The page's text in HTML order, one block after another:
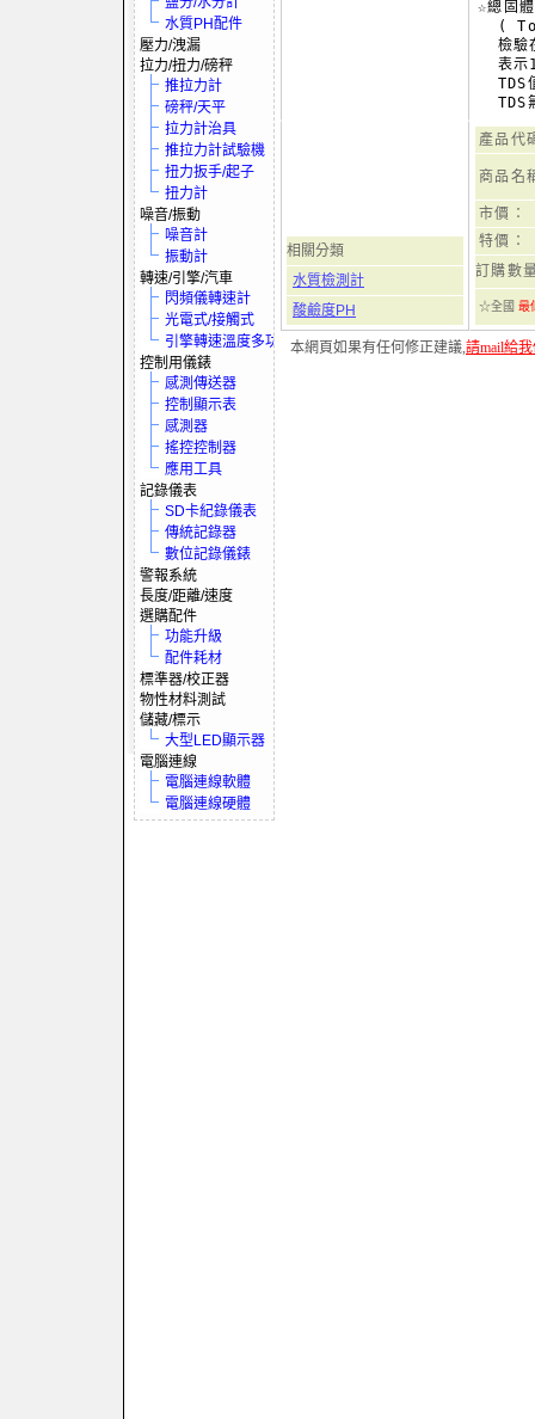
水質PH配件
壓力/洩漏
拉力/扭力/磅秤
推拉力計
磅秤/天平
拉力計治具
推拉力計試驗機
扭力扳手/起子
扭力計
噪音/振動
噪音計
振動計
轉速/引擎/汽車
閃頻儀轉速計
光電式/接觸式
引擎轉速溫度多功電表
控制用儀錶
感測傳送器
控制顯示表
感測器
搖控控制器
應用工具
記錄儀表
SD卡紀錄儀表
傳統記錄器
數位記錄儀錶
警報系統
長度/距離/速度
選購配件
功能升級
配件耗材
標準器/校正器
物性材料測試
儲藏/標示
大型LED顯示器
電腦連線
電腦連線軟體
電腦連線硬體
☆總固
(
檢驗
表示
TDS
相關分類
水質檢測計
酸鹼度PH
產品代
商品名
市價：
特價：
訂購數
☆全國 最
本網頁如果有任何修正建議,請mail給